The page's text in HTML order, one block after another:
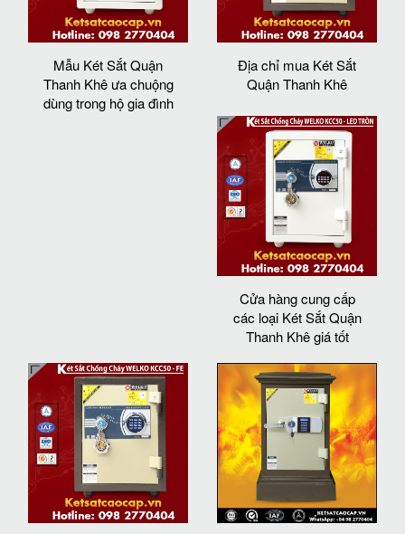
Mẫu Két Sắt Quận
Thanh Khê ưa chuộng
dùng trong hộ gia đình
Địa chỉ mua Két Sắt
Quận Thanh Khê
Cửa hàng cung cấp
các loại Két Sắt Quận
Thanh Khê giá tốt